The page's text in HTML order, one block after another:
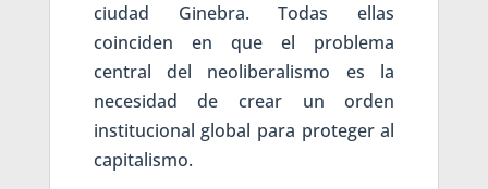
ciudad Ginebra. Todas ellas
coinciden en que el problema
central del neoliberalismo es la
necesidad de crear un orden
institucional global para proteger al
capitalismo.